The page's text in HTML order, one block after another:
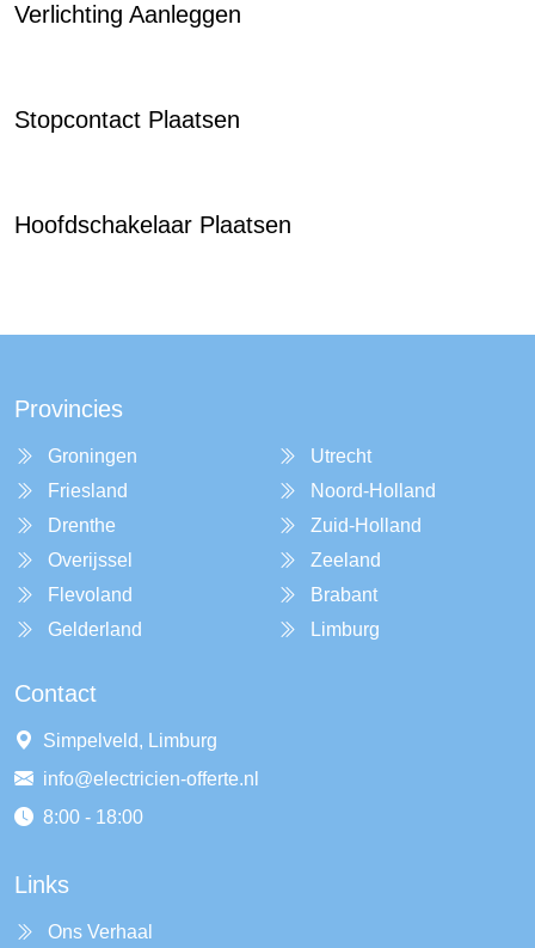
Verlichting Aanleggen
Stopcontact Plaatsen
Hoofdschakelaar Plaatsen
Provincies
Groningen
Friesland
Drenthe
Overijssel
Flevoland
Gelderland
Utrecht
Noord-Holland
Zuid-Holland
Zeeland
Brabant
Limburg
Contact
Simpelveld, Limburg
info@electricien-offerte.nl
8:00 - 18:00
Links
Ons Verhaal